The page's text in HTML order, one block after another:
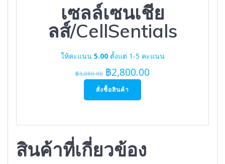
เซลล์เซนเชีย
ลส์/CellSentials
ให้คะแนน 5.00ตั้งแต่ 1-5 คะแนน
฿3,080.00 Original
price
was:
฿2,800.00
สั่งซื้อสินค้า
สินค้าที่เกี่ยวข้อง